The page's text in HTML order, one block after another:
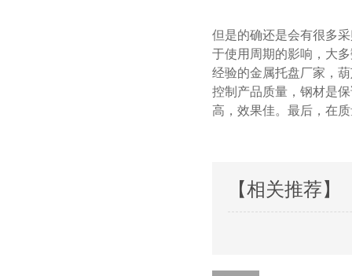
但是的确还是会有很多采购
于使用周期的影响，大
经验的金属托盘厂家
控制产品质量，钢材
高，效果佳。最后
【相关推荐】